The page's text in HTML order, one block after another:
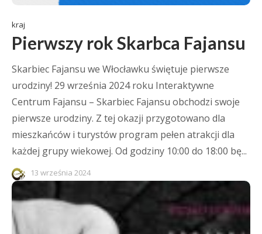
kraj
Pierwszy rok Skarbca Fajansu
Skarbiec Fajansu we Włocławku świętuje pierwsze
urodziny! 29 września 2024 roku Interaktywne
Centrum Fajansu – Skarbiec Fajansu obchodzi swoje
pierwsze urodziny. Z tej okazji przygotowano dla
mieszkańców i turystów program pełen atrakcji dla
każdej grupy wiekowej. Od godziny 10:00 do 18:00 bę...
13 września 2024